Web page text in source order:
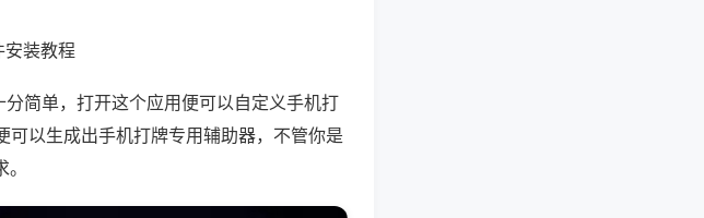
装教程
简单，打开这个应用便可以自定义手机打
以生成出手机打牌专用辅助器，不管你是